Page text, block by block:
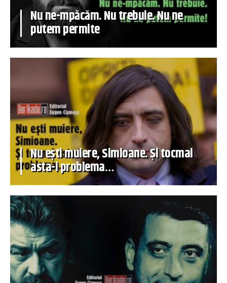
Nu ne-mpăcăm. Nu trebuie. Nu ne
putem permite
Nu ești muiere, Simioane. Și tocmai
asta-i problema…